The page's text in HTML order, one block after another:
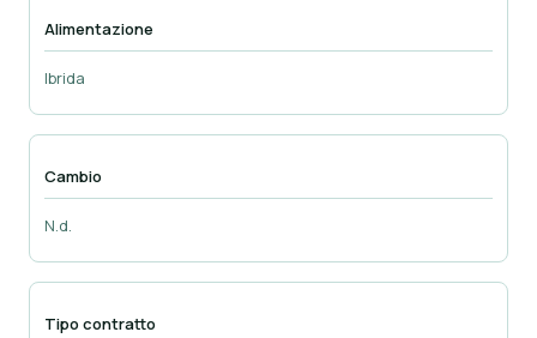
Alimentazione
Ibrida
Cambio
N.d.
Tipo contratto